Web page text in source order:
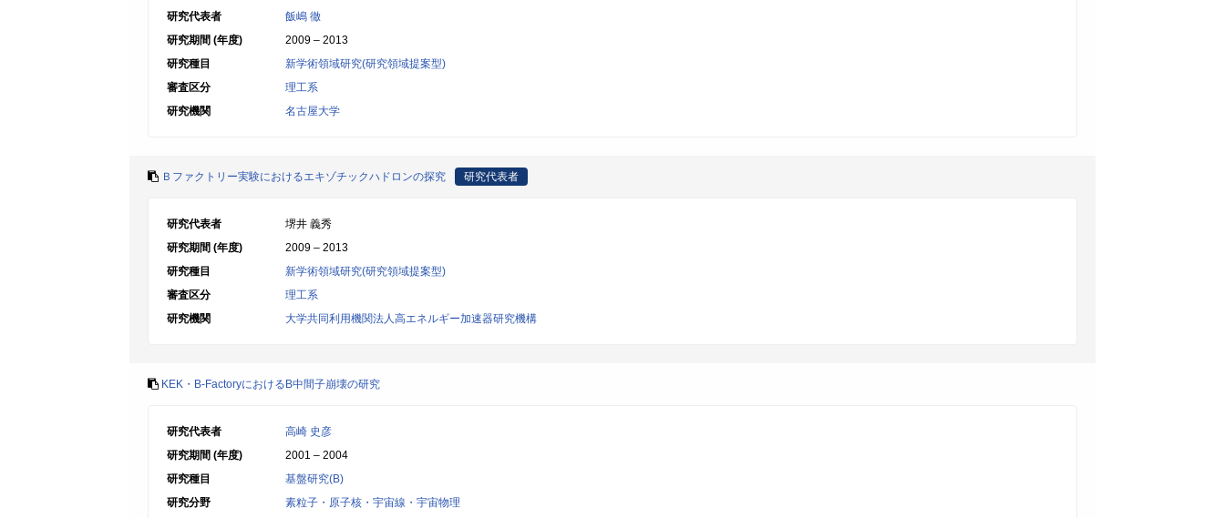
研究代表者
飯嶋 徹
研究期間 (年度)
2009 – 2013
研究種目
新学術領域研究(研究領域提案型)
審査区分
理工系
研究機関
名古屋大学
Ｂファクトリー実験におけるエキゾチックハドロンの探究 研究代表者
研究代表者
堺井 義秀
研究期間 (年度)
2009 – 2013
研究種目
新学術領域研究(研究領域提案型)
審査区分
理工系
研究機関
大学共同利用機関法人高エネルギー加速器研究機構
KEK・B-FactoryにおけるB中間子崩壊の研究
研究代表者
高崎 史彦
研究期間 (年度)
2001 – 2004
研究種目
基盤研究(B)
研究分野
素粒子・原子核・宇宙線・宇宙物理